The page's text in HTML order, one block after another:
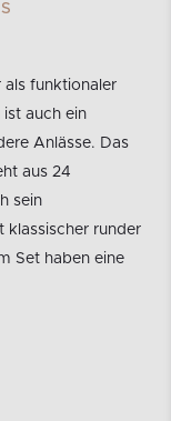
als funktionaler
auch ein
Anlässe. Das
aus 24
sein
klassischer runder
Set haben eine